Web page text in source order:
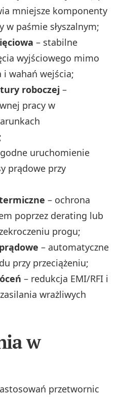
mniejsze komponenty
w paśmie słyszalnym;
– stabilne
wyjściowego mimo
i wahań wejścia;
roboczej –
pracy w
uruchomienie
prądowe przy
– ochrona
poprzez derating lub
progu;
– automatyczne
przy przeciążeniu;
– redukcja EMI/RFI i
wrażliwych
w
przetwornic